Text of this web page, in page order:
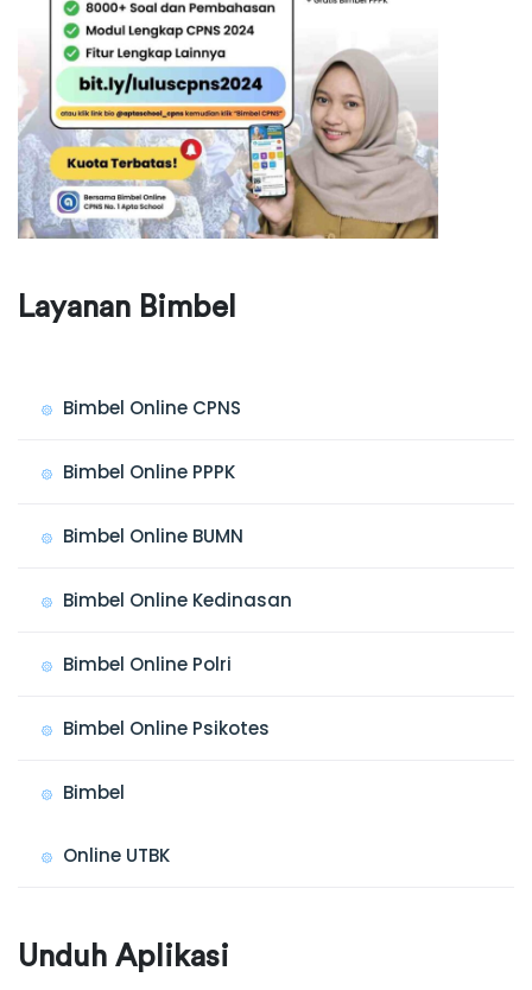
Layanan Bimbel
Bimbel Online CPNS
Bimbel Online PPPK
Bimbel Online BUMN
Bimbel Online Kedinasan
Bimbel Online Polri
Bimbel Online Psikotes
Bimbel
Online UTBK
Unduh Aplikasi